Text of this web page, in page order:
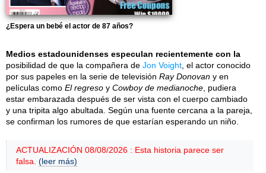
¿Espera un bebé el actor de 87 años?
Medios estadounidenses especulan recientemente con la
posibilidad de que la compañera de Jon Voight , el actor conocido
por sus papeles en la serie de televisión Ray Donovan y en
películas como El regreso y Cowboy de medianoche , pudiera
estar embarazada después de ser vista con el cuerpo cambiado
y una tripita algo abultada. Según una fuente cercana a la pareja,
se confirman los rumores de que estarían esperando un niño.
ACTUALIZACIÓN 08/08/2026 : Esta historia parece ser
falsa. (leer más)